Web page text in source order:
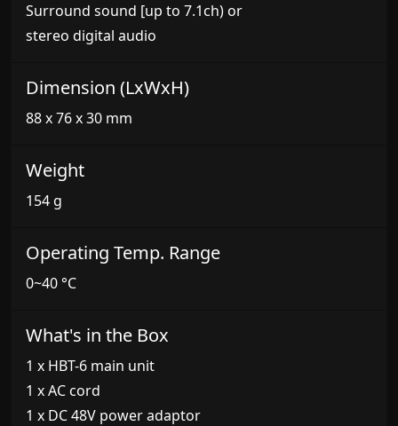
Surround sound [up to 7.1ch) or
stereo digital audio
Dimension (LxWxH)
88 x 76 x 30 mm
Weight
154 g
Operating Temp. Range
0~40 °C
What's in the Box
1 x HBT-6 main unit
1 x AC cord
1 x DC 48V power adaptor